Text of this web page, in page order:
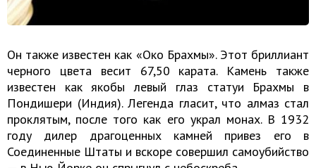
Он также известен как «Око Брахмы». Этот бриллиант
черного цвета весит 67,50 карата. Камень также
известен как якобы левый глаз статуи Брахмы в
Пондишери (Индия). Легенда гласит, что алмаз стал
проклятым, после того как его украл монах. В 1932
году дилер драгоценных камней привез его в
Соединенные Штаты и вскоре совершил самоубийство